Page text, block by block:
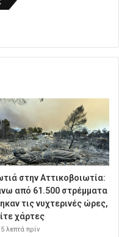
στην Αττικοβοιωτία:
από 61.500 στρέμματα
τις νυχτερινές ώρες,
χάρτες
λεπτά πρίν